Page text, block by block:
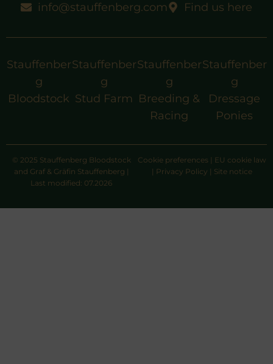
info@stauffenberg.com
Find us here
Stauffenber
g
Bloodstock
Stauffenber
g
Stud Farm
Stauffenber
g
Breeding &
Racing
Stauffenber
g
Dressage
Ponies
© 2025 Stauffenberg Bloodstock
and Graf & Gräfin Stauffenberg |
Last modified: 07.2026
Cookie preferences | EU cookie law
| Privacy Policy | Site notice